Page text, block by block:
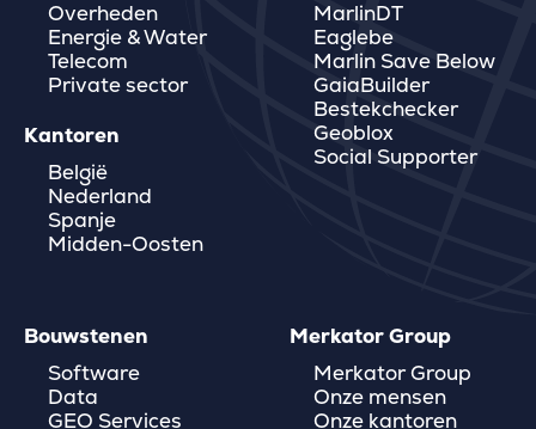
Overheden
Energie & Water
Telecom
Private sector
Kantoren
België
Nederland
Spanje
Midden-Oosten
MarlinDT
Eaglebe
Marlin Save Below
GaiaBuilder
Bestekchecker
Geoblox
Social Supporter
Bouwstenen
Software
Data
GEO Services
Merkator Group
Merkator Group
Onze mensen
Onze kantoren